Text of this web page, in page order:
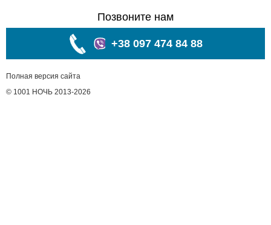
Позвоните нам
+38 097 474 84 88
Полная версия сайта
© 1001 НОЧЬ 2013-2026